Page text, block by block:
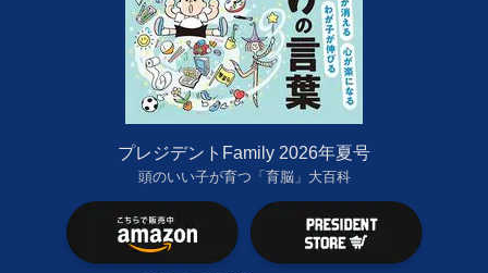
プレジデントFamily 2026年夏号
頭のいい子が育つ「育脳」大百科